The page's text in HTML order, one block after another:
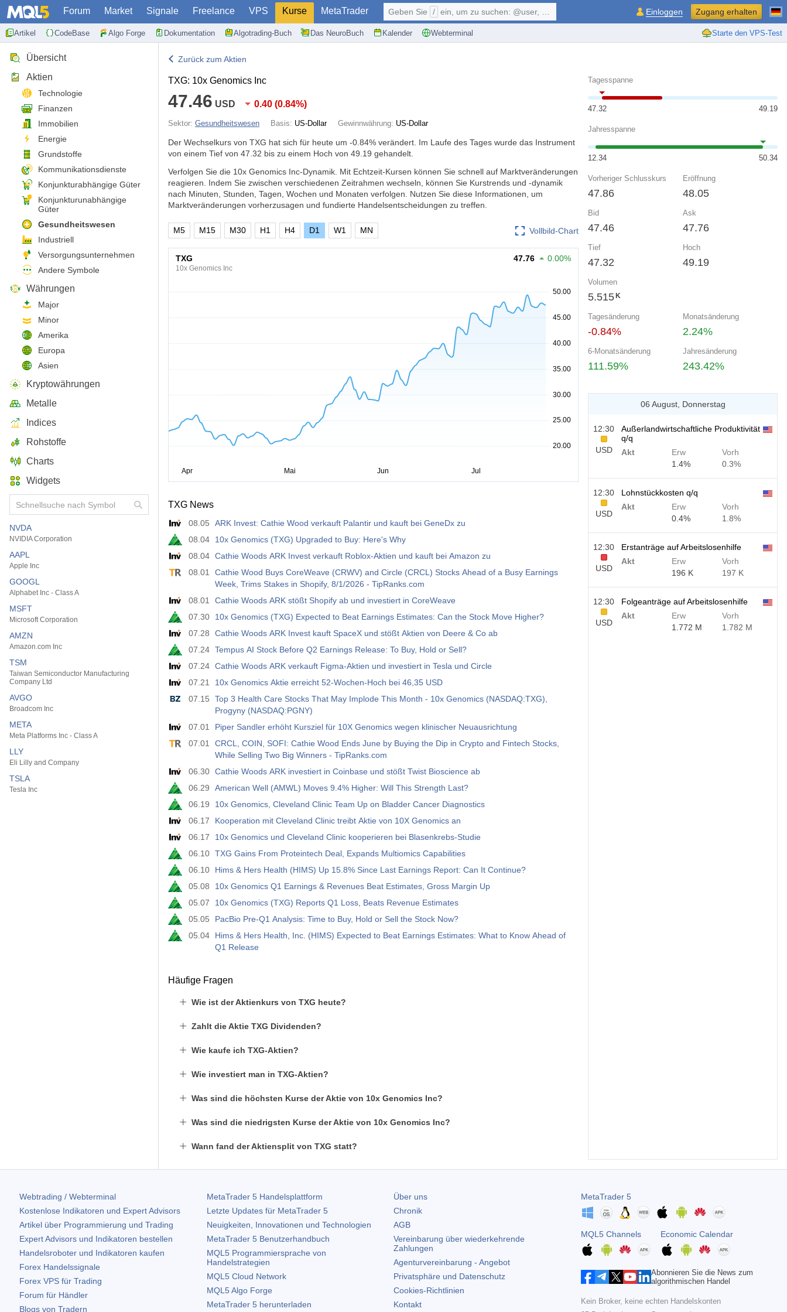
Forum Market Signale Freelance VPS Kurse MetaTrader
Artikel CodeBase Algo Forge Dokumentation Algotrading-Buch Das NeuroBuch Kalender Webterminal Starte den VPS-Test
Geben Sie / ein, um zu suchen: @user, $symbol, ... Einloggen Zugang erhalten
Übersicht
Aktien
Technologie
Finanzen
Immobilien
Energie
Grundstoffe
Kommunikationsdienste
Konjunkturabhängige Güter
Konjunkturunabhängige
Güter
Gesundheitswesen
Industriell
Versorgungsunternehmen
Andere Symbole
Währungen
Major
Minor
Amerika
Europa
Asien
Kryptowährungen
Metalle
Indices
Rohstoffe
Charts
Widgets
NVDA
NVIDIA Corporation
AAPL
Apple Inc
GOOGL
Alphabet Inc - Class A
MSFT
Microsoft Corporation
AMZN
Amazon.com Inc
TSM
Taiwan Semiconductor Manufacturing
Company Ltd
AVGO
Broadcom Inc
META
Meta Platforms Inc - Class A
LLY
Eli Lilly and Company
TSLA
Tesla Inc
Zurück zum Aktien
TXG: 10x Genomics Inc
47.46 USD 0.40 (0.84%)
Sektor: Gesundheitswesen Basis: US-Dollar Gewinnwährung: US-Dollar
Der Wechselkurs von TXG hat sich für heute um -0.84% verändert. Im Laufe des Tages wurde das Instrument
von einem Tief von 47.32 bis zu einem Hoch von 49.19 gehandelt.
Verfolgen Sie die 10x Genomics Inc-Dynamik. Mit Echtzeit-Kursen können Sie schnell auf Marktveränderungen
reagieren. Indem Sie zwischen verschiedenen Zeitrahmen wechseln, können Sie Kurstrends und -dynamik
nach Minuten, Stunden, Tagen, Wochen und Monaten verfolgen. Nutzen Sie diese Informationen, um
Marktveränderungen vorherzusagen und fundierte Handelsentscheidungen zu treffen.
Vollbild-Chart
M5 M15 M30 H1 H4 D1 W1 MN
TXG
10x Genomics Inc
47.76 0.00%
TXG News
08.05
ARK Invest: Cathie Wood verkauft Palantir und kauft bei GeneDx zu
08.04
10x Genomics (TXG) Upgraded to Buy: Here's Why
08.04 Cathie Woods ARK Invest verkauft Roblox-Aktien und kauft bei Amazon zu
08.01
Cathie Wood Buys CoreWeave (CRWV) and Circle (CRCL) Stocks Ahead of a Busy Earnings
Week, Trims Stakes in Shopify, 8/1/2026 - TipRanks.com
08.01
Cathie Woods ARK stößt Shopify ab und investiert in CoreWeave
07.30
10x Genomics (TXG) Expected to Beat Earnings Estimates: Can the Stock Move Higher?
07.28
Cathie Woods ARK Invest kauft SpaceX und stößt Aktien von Deere & Co ab
07.24 Tempus AI Stock Before Q2 Earnings Release: To Buy, Hold or Sell?
07.24 Cathie Woods ARK verkauft Figma-Aktien und investiert in Tesla und Circle
07.21
10x Genomics Aktie erreicht 52-Wochen-Hoch bei 46,35 USD
07.15
Top 3 Health Care Stocks That May Implode This Month - 10x Genomics (NASDAQ:TXG),
Progyny (NASDAQ:PGNY)
07.01
Piper Sandler erhöht Kursziel für 10X Genomics wegen klinischer Neuausrichtung
07.01
CRCL, COIN, SOFI: Cathie Wood Ends June by Buying the Dip in Crypto and Fintech Stocks,
While Selling Two Big Winners - TipRanks.com
06.30 Cathie Woods ARK investiert in Coinbase und stößt Twist Bioscience ab
06.29
American Well (AMWL) Moves 9.4% Higher: Will This Strength Last?
06.19
10x Genomics, Cleveland Clinic Team Up on Bladder Cancer Diagnostics
06.17
Kooperation mit Cleveland Clinic treibt Aktie von 10X Genomics an
06.17
10x Genomics und Cleveland Clinic kooperieren bei Blasenkrebs-Studie
06.10 TXG Gains From Proteintech Deal, Expands Multiomics Capabilities
06.10
Hims & Hers Health (HIMS) Up 15.8% Since Last Earnings Report: Can It Continue?
05.08
10x Genomics Q1 Earnings & Revenues Beat Estimates, Gross Margin Up
05.07
10x Genomics (TXG) Reports Q1 Loss, Beats Revenue Estimates
05.05
PacBio Pre-Q1 Analysis: Time to Buy, Hold or Sell the Stock Now?
05.04
Hims & Hers Health, Inc. (HIMS) Expected to Beat Earnings Estimates: What to Know Ahead of
Q1 Release
Häufige Fragen
Wie ist der Aktienkurs von TXG heute?
Zahlt die Aktie TXG Dividenden?
Wie kaufe ich TXG-Aktien?
Wie investiert man in TXG-Aktien?
Was sind die höchsten Kurse der Aktie von 10x Genomics Inc?
Was sind die niedrigsten Kurse der Aktie von 10x Genomics Inc?
Wann fand der Aktiensplit von TXG statt?
Tagesspanne
47.32 49.19
Jahresspanne
12.34 50.34
Vorheriger Schlusskurs
47.86
Eröffnung
48.05
Bid
47.46
Ask
47.76
Tief
47.32
Hoch
49.19
Volumen
5.515 K
Tagesänderung
-0.84%
Monatsänderung
2.24%
6-Monatsänderung
111.59%
Jahresänderung
243.42%
06 August, Donnerstag
12:30
USD
Außerlandwirtschaftliche Produktivität
q/q
Akt
Erw
1.4%
Vorh
0.3%
12:30
USD
Lohnstückkosten q/q
Akt
Erw
0.4%
Vorh
1.8%
12:30
USD
Erstanträge auf Arbeitslosenhilfe
Akt
Erw
196 K
Vorh
197 K
12:30
USD
Folgeanträge auf Arbeitslosenhilfe
Akt
Erw
1.772 M
Vorh
1.782 M
Webtrading / Webterminal
Kostenlose Indikatoren und Expert Advisors
Artikel über Programmierung und Trading
Expert Advisors und Indikatoren bestellen
Handelsroboter und Indikatoren kaufen
Forex Handelssignale
Forex VPS für Trading
Forum für Händler
Blogs von Tradern
MetaTrader 5Handelsplattform
Letzte Updates für MetaTrader 5
Neuigkeiten, Innovationen und Technologien
MetaTrader 5Benutzerhandbuch
MQL5 Programmiersprache von
Handelstrategien
MQL5 Cloud Network
MQL5 Algo Forge
MetaTrader 5herunterladen
Über uns
Chronik
AGB
Vereinbarung über wiederkehrende
Zahlungen
Agenturvereinbarung - Angebot
Privatsphäre und Datenschutz
Cookies-Richtlinien
Kontakt
MetaTrader 5
MQL5 Channels Economic Calendar
Abonnieren Sie die News zum
algorithmischen Handel
Kein Broker, keine echten Handelskonten